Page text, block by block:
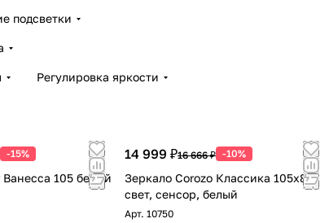
подсветки
Регулировка яркости
-15%
105 белый
14 999 ₽16 666 ₽ -10%
Зеркало Corozo Классика 105х80
свет, сенсор, белый
Арт. 10750